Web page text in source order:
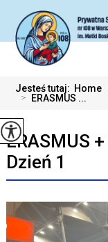
Jesteś tutaj: Home
> ERASMUS ...
ERASMUS
Dzień 1